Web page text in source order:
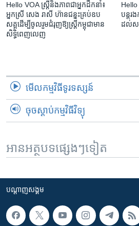
Hello VOA ស្ត្រីនិងភាពជាអ្នកដឹកនាំ៖
អ្នកស្រី សេង រាសី ហ៊ានជន្នះគ្រប់ឧប
សគ្គដើម្បីចូលរួមជំរុញឱ្យស្រ្តីកម្ពុជាមាន
សិទ្ធិពេញលេញ
បន្តរ
ដល់សង្
មើល​កម្មវិធី​ទូរទស្សន៍
ចុចស្តាប់កម្មវិធីវិទ្យុ
អានអត្ថបទផ្សេងៗទៀត
បណ្តាញ​សង្គម